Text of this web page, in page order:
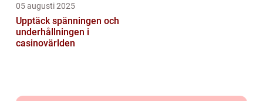
05 augusti 2025
Upptäck spänningen och
underhållningen i
casinovärlden